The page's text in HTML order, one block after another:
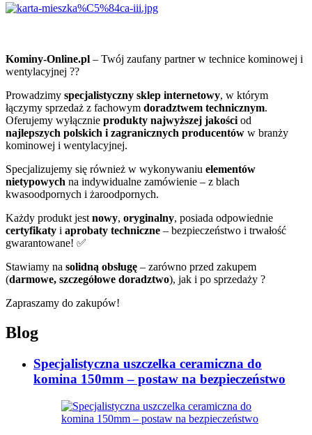
Kominy-Online.pl – Twój zaufany partner w technice kominowej i
wentylacyjnej ??
Prowadzimy specjalistyczny sklep internetowy, w którym
łączymy sprzedaż z fachowym doradztwem technicznym.
Oferujemy wyłącznie produkty najwyższej jakości od
najlepszych polskich i zagranicznych producentów w branży
kominowej i wentylacyjnej.
Specjalizujemy się również w wykonywaniu elementów
nietypowych na indywidualne zamówienie – z blach
kwasoodpornych i żaroodpornych.
Każdy produkt jest nowy, oryginalny, posiada odpowiednie
certyfikaty i aprobaty techniczne – bezpieczeństwo i trwałość
gwarantowane! ✅
Stawiamy na solidną obsługę – zarówno przed zakupem
(darmowe, szczegółowe doradztwo), jak i po sprzedaży ?
Zapraszamy do zakupów!
Blog
Specjalistyczna uszczelka ceramiczna do
komina 150mm – postaw na bezpieczeństwo